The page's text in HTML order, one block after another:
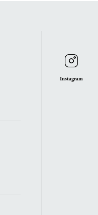
Instagram